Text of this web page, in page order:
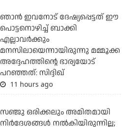
ഞാന്‍ ഇവനോട് ദേഷ്യപ്പെട്ടത് ഈ
പൊട്ടനൊഴിച്ച് ബാക്കി
എല്ലാവര്‍ക്കും
മനസിലായെന്നായിരുന്നു മമ്മൂക്ക
അദ്ദേഹത്തിന്റെ ഭാര്യയോട്
പറഞ്ഞത്: സിദ്ദിഖ്
11 hours ago
സഞ്ജു ഒരിക്കലും അമിതമായി
നിര്‍ദേശങ്ങള്‍ നല്‍കിയിരുന്നില്ല;